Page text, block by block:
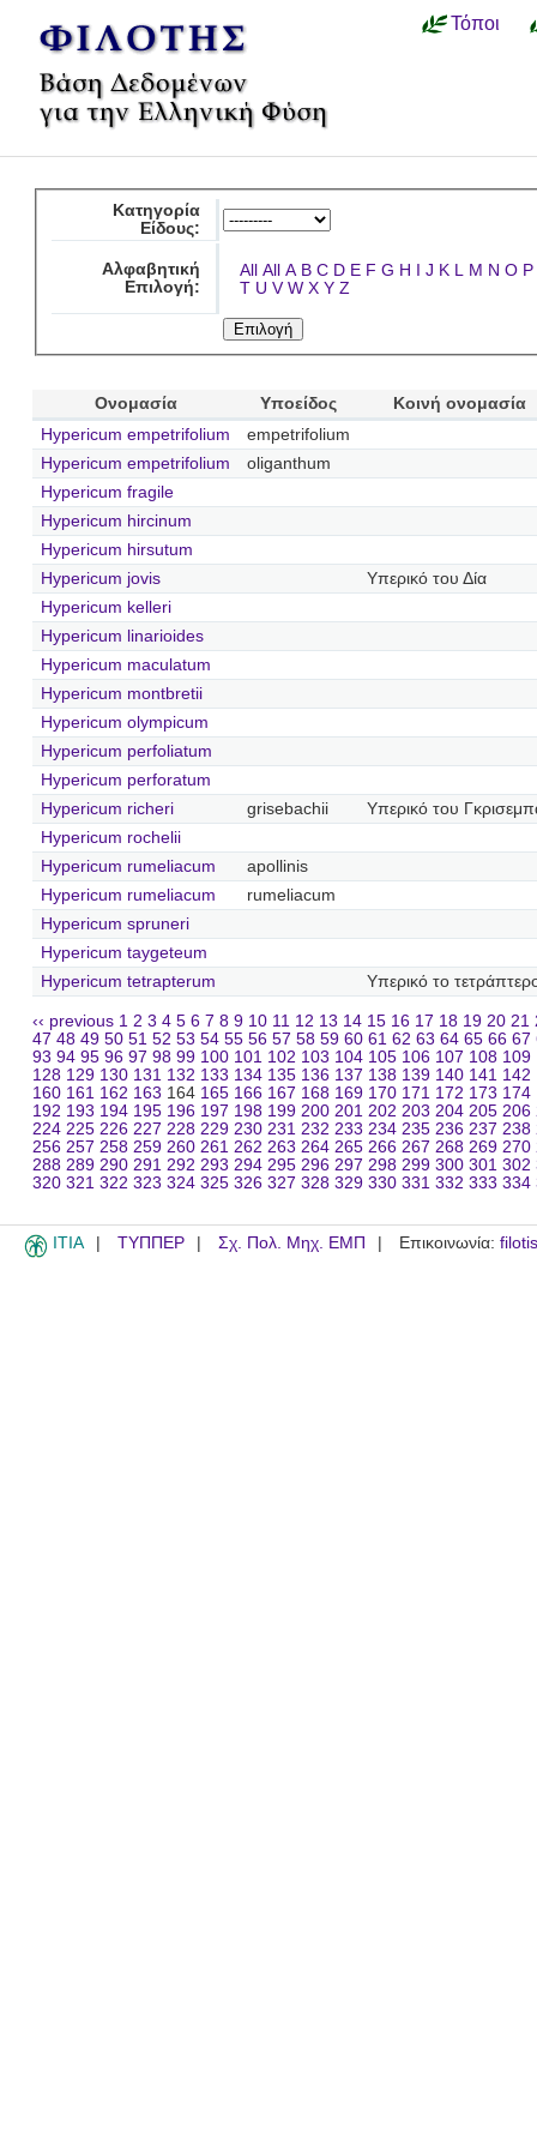
Τόποι
Κατηγορία
Είδους:
Αλφαβητική
Επιλογή:
All All A B C D E F G H I J K L M N O P
T U V W X Y Z
Ονομασία Υποείδος
Κοινή ονομασία
Hypericum empetrifolium
empetrifolium
Hypericum empetrifolium
oliganthum
Hypericum fragile
Hypericum hircinum
Hypericum hirsutum
Hypericum jovis
Υπερικό του Δία
Hypericum kelleri
Hypericum linarioides
Hypericum maculatum
Hypericum montbretii
Hypericum olympicum
Hypericum perfoliatum
Hypericum perforatum
Hypericum richeri
grisebachii
Υπερικό του
Hypericum rochelii
Hypericum rumeliacum
apollinis
Hypericum rumeliacum
rumeliacum
Hypericum spruneri
Hypericum taygeteum
Hypericum tetrapterum
Υπερικό το
‹‹ previous 1 2 3 4 5 6 7 8 9 10 11 12 13 14 15 16 17 18 19 20 21
47 48 49 50 51 52 53 54 55 56 57 58 59 60 61 62 63 64 65 66 67
93 94 95 96 97 98 99 100 101 102 103 104 105 106 107 108 109
128 129 130 131 132 133 134 135 136 137 138 139 140 141 142
160 161 162 163 164 165 166 167 168 169 170 171 172 173 174
192 193 194 195 196 197 198 199 200 201 202 203 204 205 206
224 225 226 227 228 229 230 231 232 233 234 235 236 237 238
256 257 258 259 260 261 262 263 264 265 266 267 268 269 270
288 289 290 291 292 293 294 295 296 297 298 299 300 301 302
320 321 322 323 324 325 326 327 328 329 330 331 332 333 334
ITIA ΤΥΠΠΕΡ Σχ. Πολ. Μηχ. ΕΜΠ Επικοινωνία: